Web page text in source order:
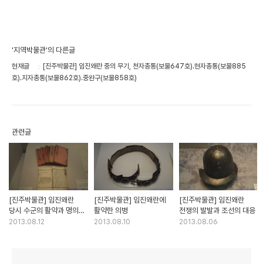
'지역박물관'의 다른글
현재글
[진주박물관] 임진왜란 중의 무기, 천자총통(보물647호).현자총통(보물885
호).지자총통(보물862호).중완구(보물858호)
관련글
[진주박물관] 임진왜란
당시 수군의 활약과 명의
참전
2013.08.12
[진주박물관] 임진왜란에
활약한 의병
2013.08.10
[진주박물관] 임진왜란
전쟁의 발발과 조선의 대응
2013.08.06